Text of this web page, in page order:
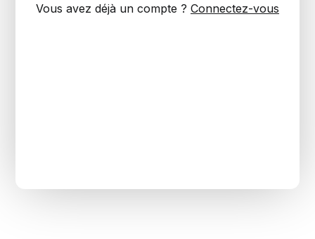
Vous avez déjà un compte ? Connectez-vous